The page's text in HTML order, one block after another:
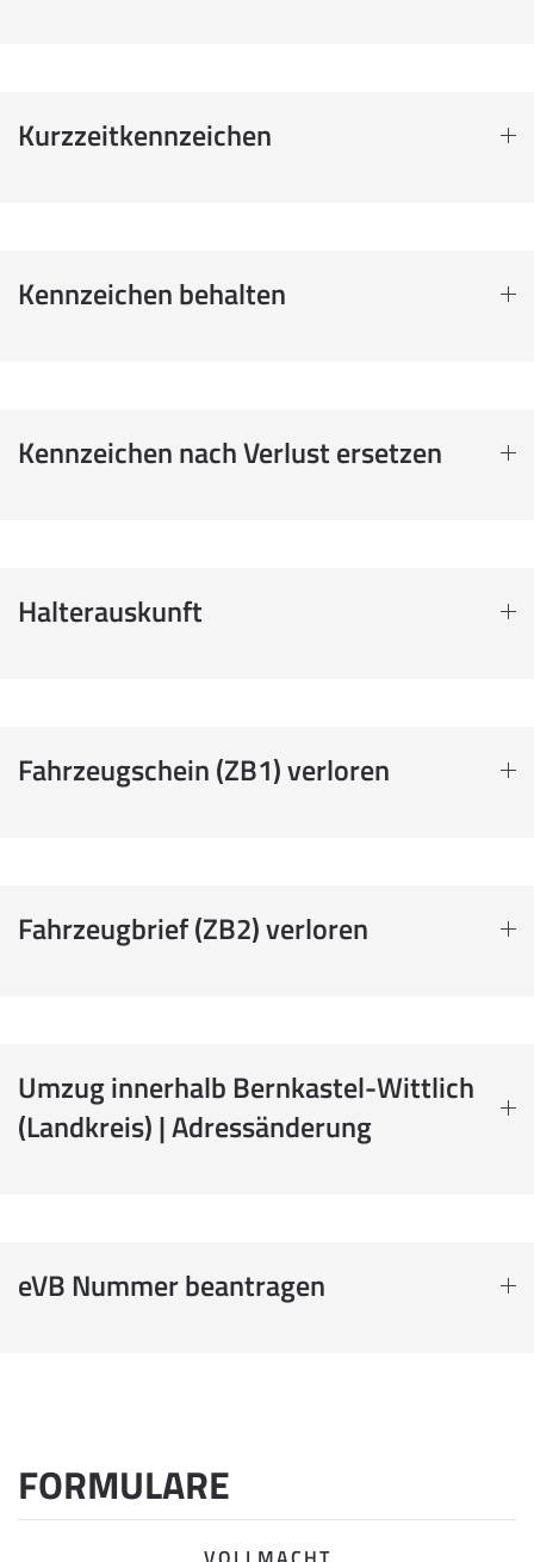
Kurzzeitkennzeichen
Kennzeichen behalten
Kennzeichen nach Verlust ersetzen
Halterauskunft
Fahrzeugschein (ZB1) verloren
Fahrzeugbrief (ZB2) verloren
Umzug innerhalb Bernkastel-Wittlich
(Landkreis) | Adressänderung
eVB Nummer beantragen
FORMULARE